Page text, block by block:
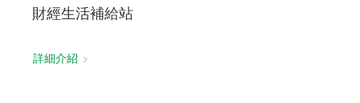
財經生活補給站
詳細介紹